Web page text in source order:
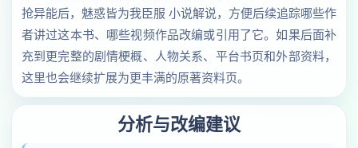
抢异能后，魅惑皆为我臣服 小说解说，方便后续追踪哪些作
者讲过这本书、哪些视频作品改编或引用了它。如果后面补
充到更完整的剧情梗概、人物关系、平台书页和外部资料，
这里也会继续扩展为更丰满的原著资料页。
分析与改编建议